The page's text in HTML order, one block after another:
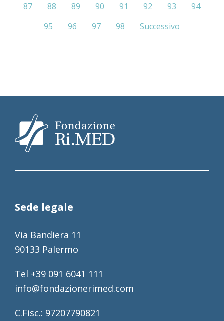
87
88 89 90 91 92 93
94
95
96 97 98 Successivo
Sede legale
Via Bandiera 11
90133 Palermo
Tel +39 091 6041 111
info@fondazionerimed.com
C.Fisc.: 97207790821